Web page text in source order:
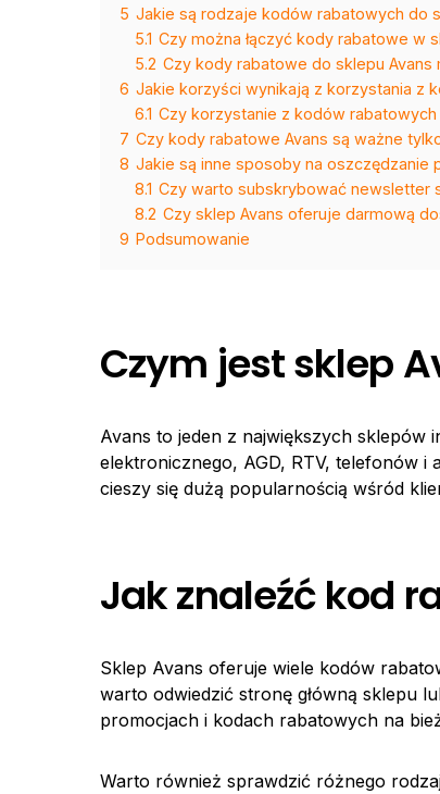
5 Jakie są rodzaje kodów rabatowych do
5.1 Czy można łączyć kody rabatowe w
5.2 Czy kody rabatowe do sklepu
6 Jakie korzyści wynikają z korzystania z
6.1 Czy korzystanie z kodów
7 Czy kody rabatowe Avans są ważne
8 Jakie są inne sposoby na oszczędzanie
8.1 Czy warto subskrybować newsletter
8.2 Czy sklep Avans oferuje darmową
9 Podsumowanie
Czym jest sklep
Avans to jeden z największych
elektronicznego, AGD, RTV, telefonów i
cieszy się dużą popularnością wśród
Jak znaleźć kod
Sklep Avans oferuje wiele kodów
warto odwiedzić stronę główną sklepu
promocjach i kodach rabatowych na
Warto również sprawdzić różnego